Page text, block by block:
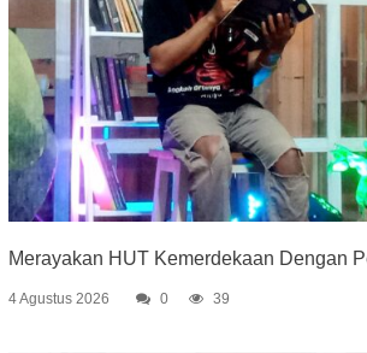
Merayakan HUT Kemerdekaan Dengan
4 Agustus 2026 0 39